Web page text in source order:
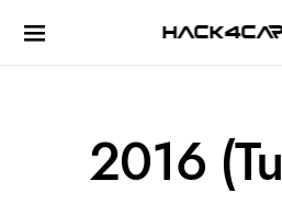
2016